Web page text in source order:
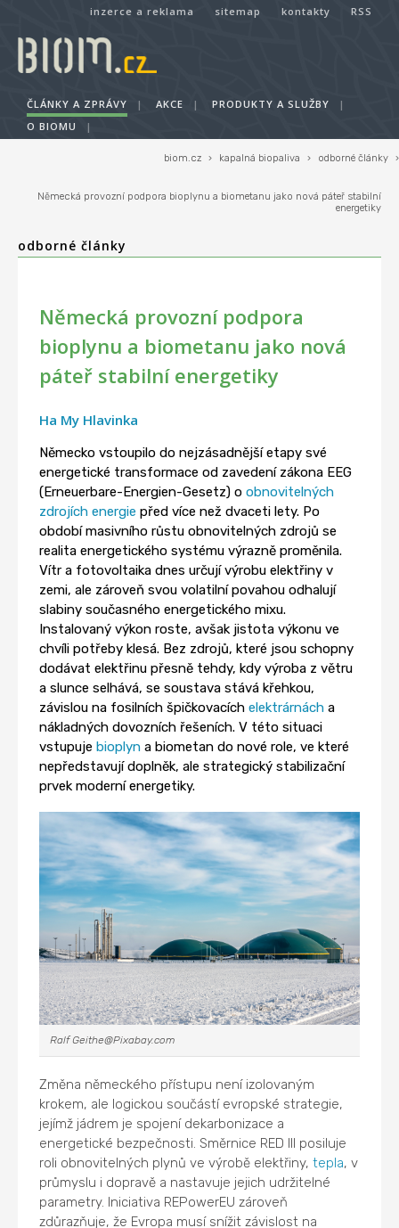
inzerce a reklama sitemap kontakty RSS
ČLÁNKY A ZPRÁVY | AKCE | PRODUKTY A SLUŽBY
|
O BIOMU
|
biom.cz › kapalná biopaliva › odborné články ›
Německá provozní podpora bioplynu a biometanu jako nová páteř stabilní
energetiky
odborné články
Německá provozní podpora
bioplynu a biometanu jako nová
páteř stabilní energetiky
Ha My Hlavinka
Německo vstoupilo do nejzásadnější etapy své
energetické transformace od zavedení zákona EEG
(Erneuerbare-Energien-Gesetz) oobnovitelných
zdrojích energie před více než dvaceti lety. Po
období masivního růstu obnovitelných zdrojů se
realita energetického systému výrazně proměnila.
Vítr a fotovoltaika dnes určují výrobu elektřiny v
zemi, ale zároveň svou volatilní povahou odhalují
slabiny současného energetického mixu.
Instalovaný výkon roste, avšak jistota výkonu ve
chvíli potřeby klesá. Bez zdrojů, které jsou schopny
dodávat elektřinu přesně tehdy, kdy výroba z větru
a slunce selhává, se soustava stává křehkou,
závislou na fosilních špičkovacíchelektrárnách a
nákladných dovozních řešeních. V této situaci
vstupujebioplyn a biometan do nové role, ve které
nepředstavují doplněk, ale strategický stabilizační
prvek moderní energetiky.
Ralf Geithe@Pixabay.com
Změna německého přístupu není izolovaným
krokem, ale logickou součástí evropské strategie,
jejímž jádrem je spojení dekarbonizace a
energetické bezpečnosti. Směrnice RED III posiluje
roli obnovitelných plynů ve výrobě elektřiny,tepla, v
průmyslu i dopravě a nastavuje jejich udržitelné
parametry. Iniciativa REPowerEU zároveň
zdůrazňuje, že Evropa musí snížit závislost na